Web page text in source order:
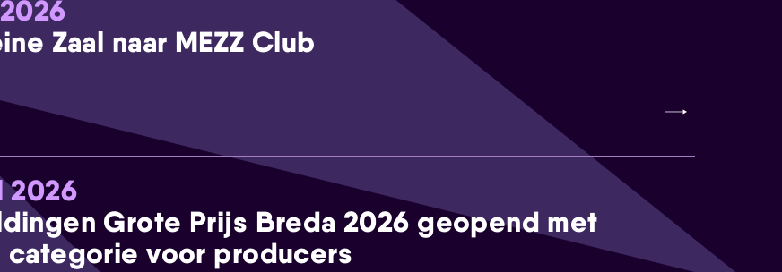
Zaal naar MEZZ Club
2026
Grote Prijs Breda 2026 geopend met
categorie voor producers